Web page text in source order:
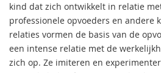
kind dat zich ontwikkelt in relatie
professionele opvoeders en andere
relaties vormen de basis van de
een intense relatie met de
zich op. Ze imiteren en